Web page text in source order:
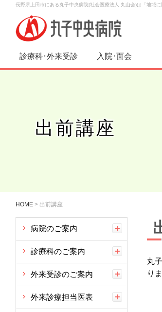
長野県上田市にある丸子中央病院(社会医療法人 丸山会)は「地域
診療科･外来受診 入院･面会
出前講座
HOME > 出前講座
丸
り
病院のご案内
診療科のご案内
外来受診のご案内
外来診療担当医表